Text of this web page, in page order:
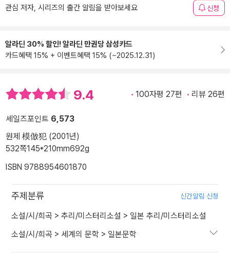
관심 저자, 시리즈의 출간 알림을 받아보세요 신청
알라딘 30% 할인! 알라딘 만권당 삼성카드
카드혜택 15% + 이벤트혜택 15% (~2025.12.31)
9.4 100자평 27편 리뷰 26편
세일즈포인트 6,573
원제 模倣犯 (2001년)
532쪽145*210mm692g
ISBN 9788954601870
주제분류 신간알림 신청
소설/시/희곡 > 추리/미스터리소설 > 일본 추리/미스터리소설
소설/시/희곡 > 세계의 문학 > 일본문학